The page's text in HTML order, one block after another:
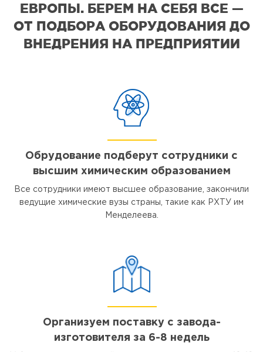
ЕВРОПЫ. БЕРЕМ НА СЕБЯ ВСЕ —
ОТ ПОДБОРА ОБОРУДОВАНИЯ ДО
ВНЕДРЕНИЯ НА ПРЕДПРИЯТИИ
Обрудование подберут сотрудники с
высшим химическим образованием
Все сотрудники имеют высшее образование, закончили
ведущие химические вузы страны, такие как РХТУ им
Менделеева.
Организуем поставку с завода-
изготовителя за 6-8 недель